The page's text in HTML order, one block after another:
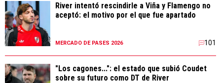
River intentó rescindirle a Viña y Flamengo no
aceptó: el motivo por el que fue apartado
MERCADO DE PASES 2026 101
"Los cagones...": el estado que subió Coudet
sobre su futuro como DT de River